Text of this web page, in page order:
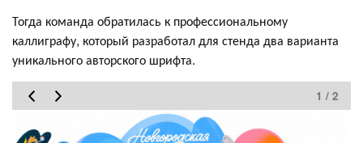
Тогда команда обратилась к профессиональному
каллиграфу, который разработал для стенда два варианта
уникального авторского шрифта.
1 / 2